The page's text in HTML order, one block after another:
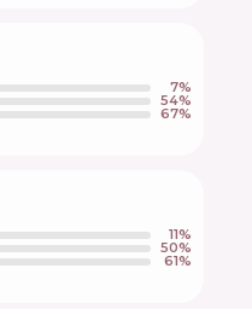
7%
54%
67%
11%
50%
61%